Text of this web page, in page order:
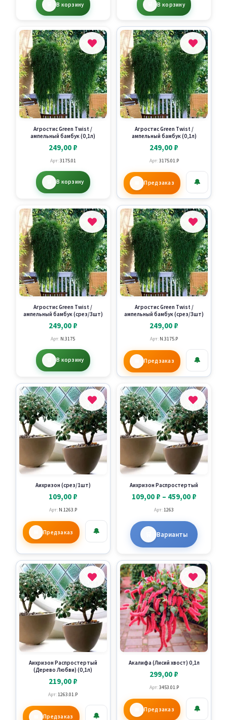
В корзину В корзину
Агростис Green Twist /
ампельный бамбук (0,1л)
249,00 ₽
Арт:3175.01
В корзину
Агростис Green Twist /
ампельный бамбук (0,1л)
249,00 ₽
Арт:3175.01.P
Предзаказ 🔔
Агростис Green Twist /
ампельный бамбук (срез/3шт)
249,00 ₽
Арт: N.3175
В корзину
Агростис Green Twist /
ампельный бамбук (срез/3шт)
249,00 ₽
Арт: N.3175.P
Предзаказ 🔔
Аихризон (срез/1шт)
109,00 ₽
Арт: N.1263.P
Предзаказ 🔔
Аихризон Распростертый
109,00 ₽ – 459,00 ₽
–
Арт:1263
Варианты
на
Аихризон Распростертый
(Дерево Любви) (0,1л)
219,00 ₽
Арт:1263.01.P
Предзаказ 🔔
Акалифа (Лисий хвост) 0,1л
299,00 ₽
Арт:3453.01.P
Предзаказ 🔔